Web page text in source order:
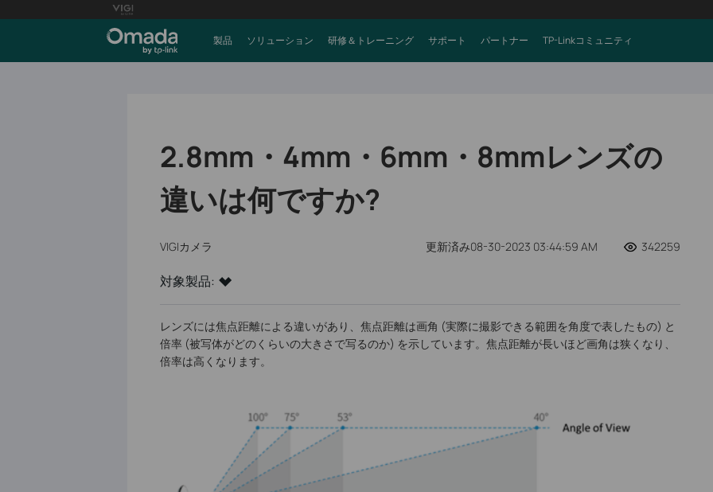
製品 ソリューション 研修＆トレーニング サポート パートナー TP-Linkコミュニティ
2.8mm・4mm・6mm・8mmレンズの
違いは何ですか?
VIGIカメラ 更新済み08-30-2023 03:44:59 AM 342259
対象製品:
レンズには焦点距離による違いがあり、焦点距離は画角 (実際に撮影できる範囲を角度で表したもの) と
倍率 (被写体がどのくらいの大きさで写るのか) を示しています。焦点距離が長いほど画角は狭くなり、
倍率は高くなります。